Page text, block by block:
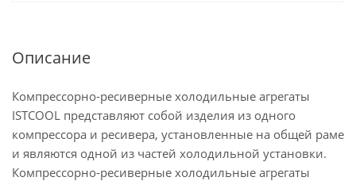
Описание
Компрессорно-ресиверные холодильные агрегаты
ISTCOOL представляют собой изделия из одного
компрессора и ресивера, установленные на общей раме
и являются одной из частей холодильной установки.
Компрессорно-ресиверные холодильные агрегаты